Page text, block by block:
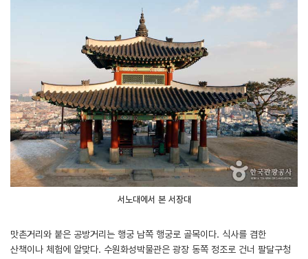
서노대에서 본 서장대
맛촌거리와 붙은 공방거리는 행궁 남쪽 행궁로 골목이다. 식사를 겸한
산책이나 체험에 알맞다. 수원화성박물관은 광장 동쪽 정조로 건너 팔달구청